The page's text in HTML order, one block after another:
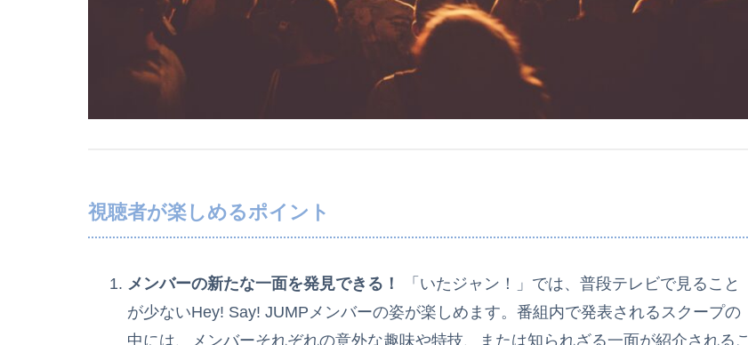
視聴者が楽しめるポイント
メンバーの新たな一面を発見できる！
「いたジャン！」では、普段テレビで見ること
が少ないHey! Say! JUMPメンバーの姿が楽しめます。番組内で発表されるスクープの
中には、メンバーそれぞれの意外な趣味や特技、または知られざる一面が紹介されるこ